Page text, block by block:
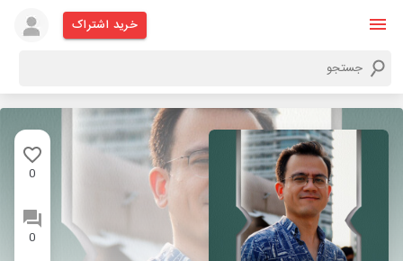
خرید اشتراک
0
0